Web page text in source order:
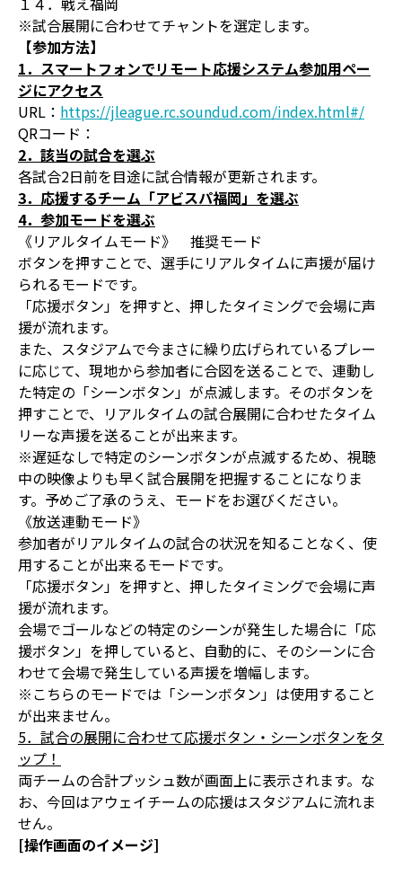
※試合展開に合わせてチャントを選定します。
【参加方法】
1．スマートフォンでリモート応援システム参加用ペー
ジにアクセス
URL： https://jleague.rc.soundud.com/index.html#/
QRコード：
2．該当の試合を選ぶ
各試合2日前を目途に試合情報が更新されます。
3．応援するチーム「アビスパ福岡」を選ぶ
4．参加モードを選ぶ
《リアルタイムモード》 推奨モード
ボタンを押すことで、選手にリアルタイムに声援が届け
られるモードです。
「応援ボタン」を押すと、押したタイミングで会場に声
援が流れます。
また、スタジアムで今まさに繰り広げられているプレー
に応じて、現地から参加者に合図を送ることで、連動し
た特定の「シーンボタン」が点滅します。そのボタンを
押すことで、リアルタイムの試合展開に合わせたタイム
リーな声援を送ることが出来ます。
※遅延なしで特定のシーンボタンが点滅するため、視聴
中の映像よりも早く試合展開を把握することになりま
す。予めご了承のうえ、モードをお選びください。
《放送連動モード》
参加者がリアルタイムの試合の状況を知ることなく、使
用することが出来るモードです。
「応援ボタン」を押すと、押したタイミングで会場に声
援が流れます。
会場でゴールなどの特定のシーンが発生した場合に「応
援ボタン」を押していると、自動的に、そのシーンに合
わせて会場で発生している声援を増幅します。
※こちらのモードでは「シーンボタン」は使用すること
が出来ません。
5．試合の展開に合わせて応援ボタン・シーンボタンをタ
ップ！
両チームの合計プッシュ数が画面上に表示されます。な
お、今回はアウェイチームの応援はスタジアムに流れま
せん。
[操作画面のイメージ]